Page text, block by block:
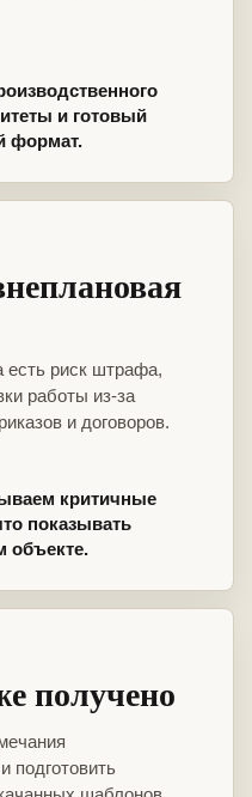
и готовый
формат.
есть риск штрафа,
работы из-за
и договоров.
критичные
показывать
объекте.
получено
подготовить